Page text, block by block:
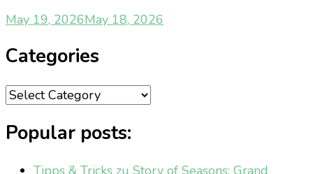
May 19, 2026May 18, 2026
Categories
Categories
Popular posts:
Tipps & Tricks zu Story of Seasons: Grand